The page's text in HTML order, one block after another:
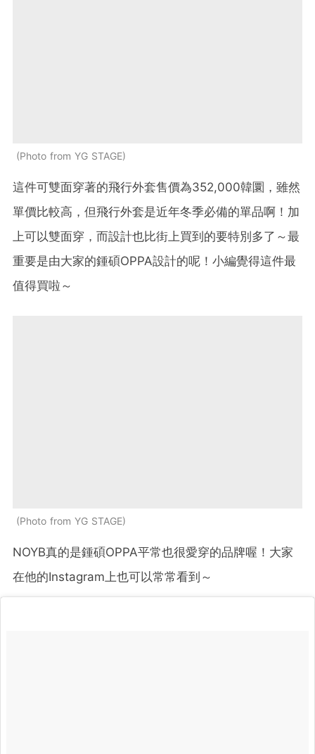
Photo from YG STAGE
這件可雙面穿著的飛行外套售價為352,000韓圜，雖然
單價比較高，但飛行外套是近年冬季必備的單品啊！加
上可以雙面穿，而設計也比街上買到的要特別多了～最
重要是由大家的鍾碩OPPA設計的呢！小編覺得這件最
值得買啦～
Photo from YG STAGE
NOYB真的是鍾碩OPPA平常也很愛穿的品牌喔！大家
在他的Instagram上也可以常常看到～